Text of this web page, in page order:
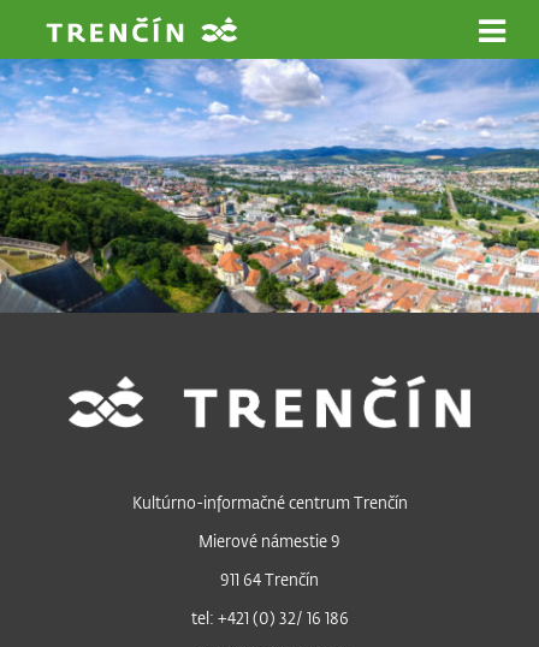
Kultúrno-informačné centrum Trenčín
Mierové námestie 9
911 64 Trenčín
tel: +421 (0) 32/ 16 186